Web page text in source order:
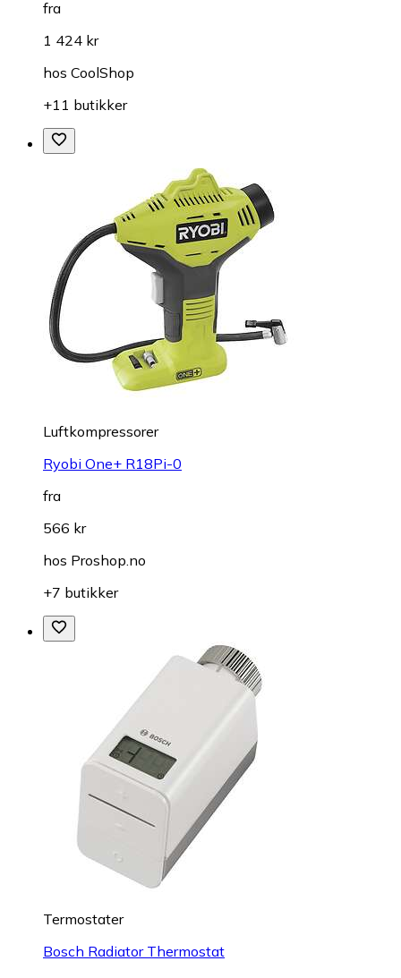
fra
1 424 kr
hos CoolShop
+11 butikker
Luftkompressorer
Ryobi One+ R18Pi-0
fra
566 kr
hos Proshop.no
+7 butikker
Termostater
Bosch Radiator Thermostat